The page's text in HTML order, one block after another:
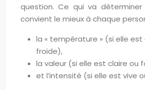
question. Ce qui va
convient le mieux à chaque
la « température » (si elle est
froide),
la valeur (si elle est claire ou
et l’intensité (si elle est vive